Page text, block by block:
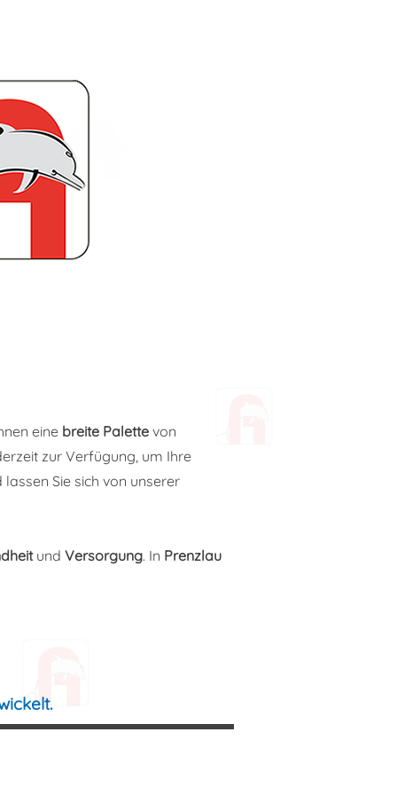
eine breite Palette von
zur Verfügung, um Ihre
Sie sich von unserer
und Versorgung. In Prenzlau